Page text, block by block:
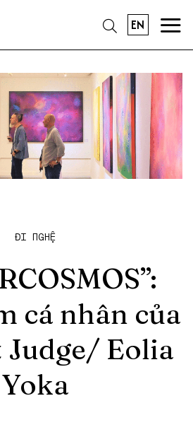
EN
ĐI NGHỆ
cá nhân của
Eolia
Yoka